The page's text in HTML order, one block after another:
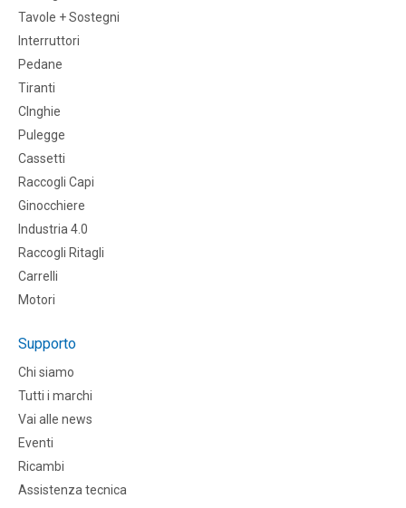
Tavole + Sostegni
Interruttori
Pedane
Tiranti
CInghie
Pulegge
Cassetti
Raccogli Capi
Ginocchiere
Industria 4.0
Raccogli Ritagli
Carrelli
Motori
Supporto
Chi siamo
Tutti i marchi
Vai alle news
Eventi
Ricambi
Assistenza tecnica